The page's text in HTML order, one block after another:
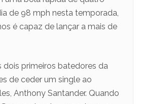
de 98 mph nesta temporada,
é capaz de lançar a mais de
dois primeiros batedores da
de ceder um single ao
Anthony Santander. Quando